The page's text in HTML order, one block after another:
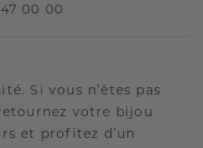
00 00
Si vous n’êtes pas
votre bijou
et profitez d’un